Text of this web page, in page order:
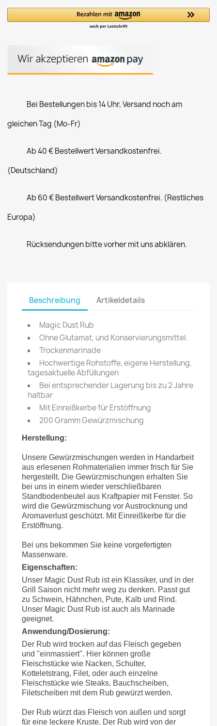
Bei Bestellungen bis 14 Uhr, Versand noch am
gleichen Tag (Mo-Fr)
Ab 40 € Bestellwert Versandkostenfrei.
(Deutschland)
Ab 60 € Bestellwert Versandkostenfrei. (Restliches
Europa)
Rücksendungen bitte vorher mit uns abklären.
Beschreibung Artikeldetails
Magic Dust Rub
Ohne Glutamat, und Konservierungsmittel.
Trockenmarinade
Hochwertige Rohstoffe, eigene Herstellung,
tagesaktuelle Abfüllungen
Bei entsprechender Lagerung bis zu 2 Jahre
haltbar
Mit Einreißkerbe für Erstöffnung
200 Gramm Gewürzmischung
Herstellung:
Unsere Gewürzmischungen werden in Handarbeit
aus erlesenen Rohmaterialien immer frisch für Sie
hergestellt. Die Gewürzmischungen erhalten Sie
bei uns in einem wieder verschließbaren
Standbodenbeutel aus Kraftpapier mit Fenster. So
wird die Gewürzmischung vor Austrocknung und
Aromaverlust geschützt. Mit Einreißkerbe für die
Erstöffnung.
Bei uns bekommen Sie keine vorgefertigten
Massenware.
Eigenschaften:
Unser Magic Dust Rub ist ein Klassiker, und in der
Grill Saison nicht mehr weg zu denken. Passt gut
zu Schwein, Hähnchen, Pute, Kalb und Rind.
Unser Magic Dust Rub ist auch als Marinade
geeignet.
Anwendung/Dosierung:
Der Rub wird trocken auf das Fleisch gegeben
und "einmassiert". Hier können große
Fleischstücke wie Nacken, Schulter,
Kotteletstrang, Filet, oder auch einzelne
Fleischstücke wie Steaks, Bauchscheiben,
Filetscheiben mit dem Rub gewürzt werden.
Der Rub würzt das Fleisch von außen und sorgt
für eine leckere Kruste. Der Rub wird von der